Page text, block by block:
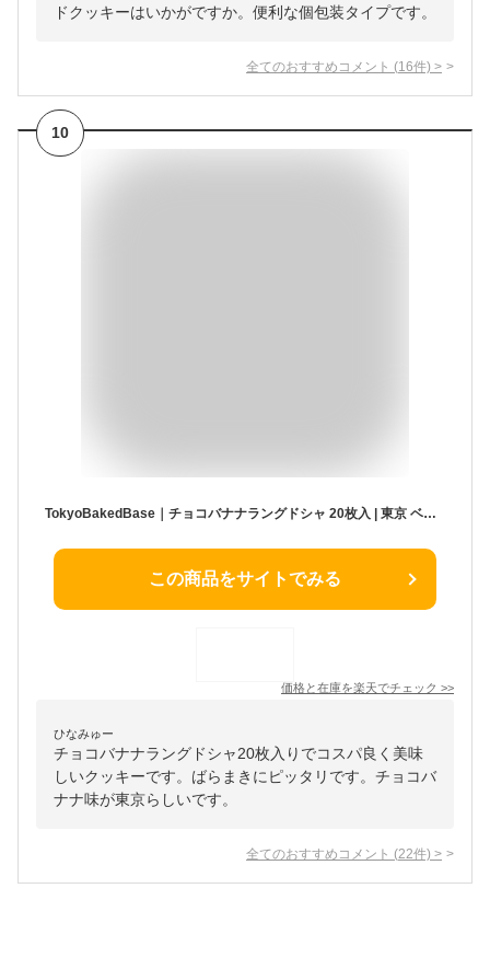
ドクッキーはいかがですか。便利な個包装タイプです。
全てのおすすめコメント (16件) >
10
TokyoBakedBase｜チョコバナナラングドシャ 20枚入 | 東京 ベイクドベイス 内祝 お土産 洋菓子 焼菓子発送（宅急便発送） proper
この商品をサイトでみる
価格と在庫を楽天でチェック >>
ひなみゅー
チョコバナナラングドシャ20枚入りでコスパ良く美味
しいクッキーです。ばらまきにピッタリです。チョコバ
ナナ味が東京らしいです。
全てのおすすめコメント (22件) >